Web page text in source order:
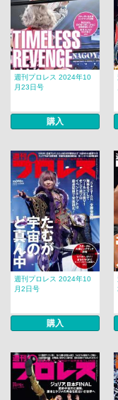
週刊プロレス 2024年10
月23日号
購入
週刊プロレス 2024年10
月2日号
購入